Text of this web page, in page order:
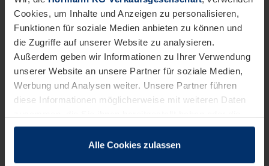
Cookies, um Inhalte und Anzeigen zu personalisieren,
Funktionen für soziale Medien anbieten zu können und
die Zugriffe auf unserer Website zu analysieren.
Außerdem geben wir Informationen zu Ihrer Verwendung
unserer Website an unsere Partner für soziale Medien,
Werbung und Analysen weiter. Unsere Partner führen
diese Informationen möglicherweise mit weiteren Daten
sie im Rahmen Ihrer Nutzung der Dienste gesammelt
Alle Cookies zulassen